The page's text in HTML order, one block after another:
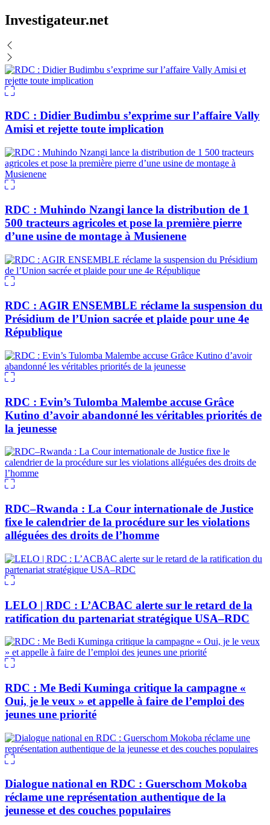
Investigateur.net
RDC : Didier Budimbu s’exprime sur l’affaire Vally
Amisi et rejette toute implication
RDC : Muhindo Nzangi lance la distribution de 1
500 tracteurs agricoles et pose la première pierre
d’une usine de montage à Musienene
RDC : AGIR ENSEMBLE réclame la suspension du
Présidium de l’Union sacrée et plaide pour une 4e
République
RDC : Evin’s Tulomba Malembe accuse Grâce
Kutino d’avoir abandonné les véritables priorités de
la jeunesse
RDC–Rwanda : La Cour internationale de Justice
fixe le calendrier de la procédure sur les violations
alléguées des droits de l’homme
LELO | RDC : L’ACBAC alerte sur le retard de la
ratification du partenariat stratégique USA–RDC
RDC : Me Bedi Kuminga critique la campagne «
Oui, je le veux » et appelle à faire de l’emploi des
jeunes une priorité
Dialogue national en RDC : Guerschom Mokoba
réclame une représentation authentique de la
jeunesse et des couches populaires